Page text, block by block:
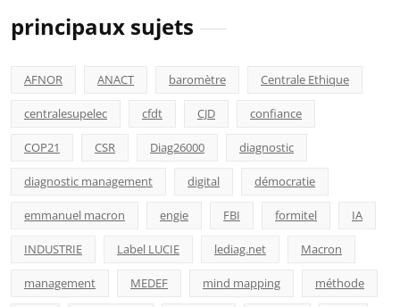
principaux sujets
AFNOR ANACT baromètre Centrale Ethique
centralesupelec cfdt CJD confiance
COP21 CSR Diag26000 diagnostic
diagnostic management digital démocratie
emmanuel macron engie FBI formitel IA
INDUSTRIE Label LUCIE lediag.net Macron
management MEDEF mind mapping méthode